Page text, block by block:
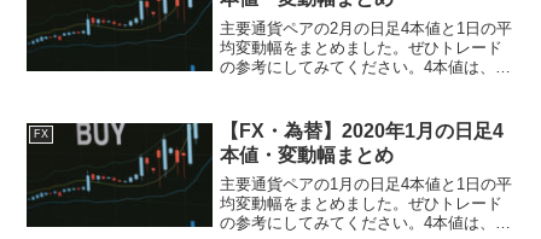
主要通貨ペアの2月の日足4本値と1日の平
均変動幅をまとめました。ぜひトレード
の参考にしてみてください。4本値は、ひ
値終値変動幅2月3日108.376108....
FX
【FX・為替】2020年1月の日足4
本値・変動幅まとめ
主要通貨ペアの1月の日足4本値と1日の平
均変動幅をまとめました。ぜひトレード
の参考にしてみてください。4本値は、ひ